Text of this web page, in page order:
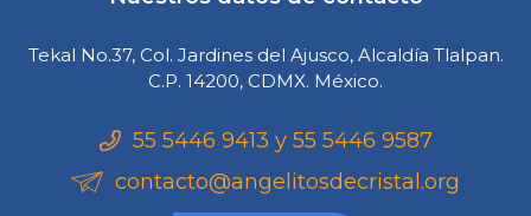
Tekal No.37, Col. Jardines del Ajusco, Alcaldía Tlalpan.
C.P. 14200, CDMX. México.
55 5446 9413 y 55 5446 9587
contacto@angelitosdecristal.org